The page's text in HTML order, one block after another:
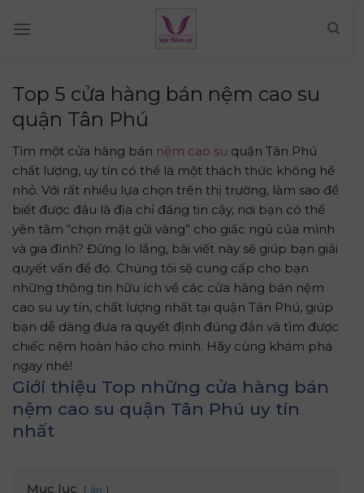
Top 5 cửa hàng bán nệm cao su
quận Tân Phú
Tìm một cửa hàng bán nệm cao su quận Tân Phú
chất lượng, uy tín có thể là một thách thức không hề
nhỏ. Với rất nhiều lựa chọn trên thị trường, làm sao để
biết được đâu là địa chỉ đáng tin cậy, nơi bạn có thể
yên tâm “chọn mặt gửi vàng” cho giấc ngủ của mình
và gia đình? Đừng lo lắng, bài viết này sẽ giúp bạn giải
quyết vấn đề đó. Chúng tôi sẽ cung cấp cho bạn
những thông tin hữu ích về các cửa hàng bán nệm
cao su uy tín, chất lượng nhất tại quận Tân Phú, giúp
bạn dễ dàng đưa ra quyết định đúng đắn và tìm được
chiếc nệm hoàn hảo cho mình. Hãy cùng khám phá
ngay nhé!
Giới thiệu Top những cửa hàng bán
nệm cao su quận Tân Phú uy tín
nhất
Mục lục ẩn